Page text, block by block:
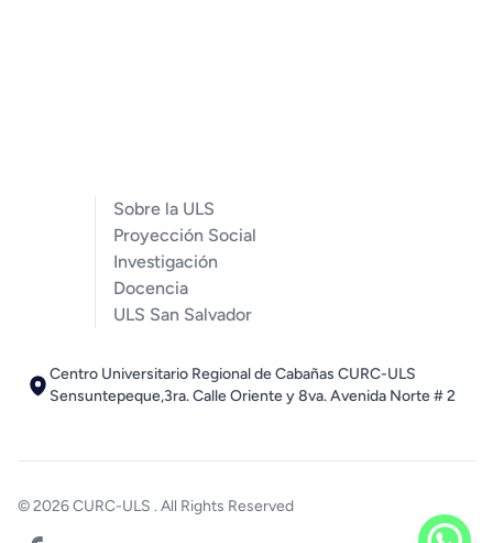
Sobre la ULS
Proyección Social
Investigación
Docencia
ULS San Salvador
Centro Universitario Regional de Cabañas CURC-ULS
Sensuntepeque,3ra. Calle Oriente y 8va. Avenida Norte # 2
© 2026CURC-ULS . All Rights Reserved